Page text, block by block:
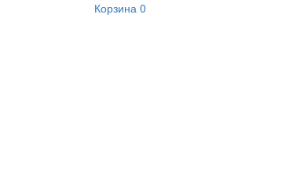
Корзина 0